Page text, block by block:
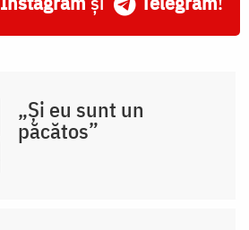
„Și eu sunt un
păcătos”